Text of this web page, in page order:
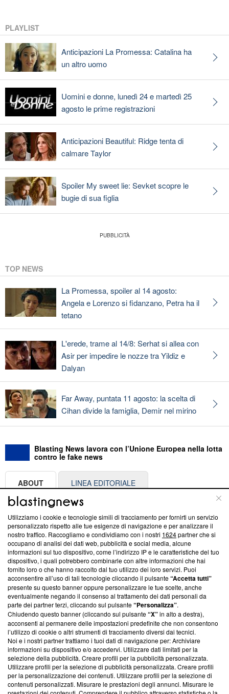
PLAYLIST
Anticipazioni La Promessa: Catalina ha
un altro uomo
Uomini e donne, lunedì 24 e martedì 25
agosto le prime registrazioni
Anticipazioni Beautiful: Ridge tenta di
calmare Taylor
Spoiler My sweet lie: Sevket scopre le
bugie di sua figlia
TOP NEWS
La Promessa, spoiler al 14 agosto:
Angela e Lorenzo si fidanzano, Petra ha il
tetano
L'erede, trame al 14/8: Serhat si allea con
Asir per impedire le nozze tra Yildiz e
Dalyan
Far Away, puntata 11 agosto: la scelta di
Cihan divide la famiglia, Demir nel mirino
Blasting News lavora con l’Unione Europea nella lotta
contro le fake news
ABOUT LINEA EDITORIALE
Questa sezione offre informazioni trasparenti su Blasting
News, sui nostri processi editoriali e su come ci impegniamo a
creare news di qualità. Inoltre, afferma la nostra aderenza a
‘Trust Project - News with Integrity’Blasting News non è
ancora membro del programma, ma ha richiesto di farne
parte; Trust Project non ha ancora effettuato una verifica di
conformità agli standard.
Su di noi
Team editoriale
Corporate
Redazione
Informativa Privacy
Cookie Policy
Utilizziamo i cookie e tecnologie simili di tracciamento per fornirti un servizio
personalizzato rispetto alle tue esigenze di navigazione e per analizzare il
nostro traffico. Raccogliamo e condividiamo con i nostri 1624partner che si
occupano di analisi dei dati web, pubblicità e social media, alcune
informazioni sul tuo dispositivo, come l’indirizzo IP e le caratteristiche del tuo
dispositivo, i quali potrebbero combinarle con altre informazioni che hai
fornito loro o che hanno raccolto dal tuo utilizzo dei loro servizi. Puoi
acconsentire all’uso di tali tecnologie cliccando il pulsante“Accetta tutti”
presente su questo banner oppure personalizzare le tue scelte, anche
eventualmente negando il consenso al trattamento dei dati personali da
parte dei partner terzi, cliccando sul pulsante“Personalizza”.
Chiudendo questo banner (cliccando sul pulsante“X”in alto a destra),
acconsenti al permanere delle impostazioni predefinite che non consentono
l’utilizzo di cookie o altri strumenti di tracciamento diversi dai tecnici.
Noi e i nostri partner trattiamo i tuoi dati di navigazione per: Archiviare
informazioni su dispositivo e/o accedervi. Utilizzare dati limitati per la
selezione della pubblicità. Creare profili per la pubblicità personalizzata.
Utilizzare profili per la selezione di pubblicità personalizzata. Creare profili
per la personalizzazione dei contenuti. Utilizzare profili per la selezione di
contenuti personalizzati. Misurare le prestazioni degli annunci. Misurare le